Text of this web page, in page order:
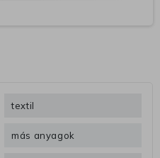
textil
más anyagok